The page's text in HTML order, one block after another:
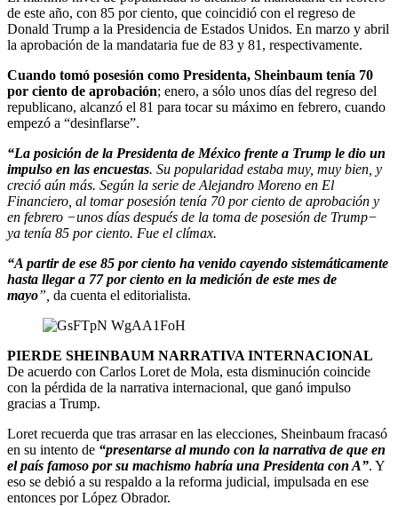
de este año, con 85 por ciento, que coincidió con el regreso de
Donald Trump a la Presidencia de Estados Unidos. En marzo y abril
la aprobación de la mandataria fue de 83 y 81, respectivamente.
Cuando tomó posesión como Presidenta, Sheinbaum tenía 70
por ciento de aprobación; enero, a sólo unos días del regreso del
republicano, alcanzó el 81 para tocar su máximo en febrero, cuando
empezó a “desinflarse”.
“La posición de la Presidenta de México frente a Trump le dio un
impulso en las encuestas. Su popularidad estaba muy, muy bien, y
creció aún más. Según la serie de Alejandro Moreno en El
Financiero, al tomar posesión tenía 70 por ciento de aprobación y
en febrero −unos días después de la toma de posesión de Trump−
ya tenía 85 por ciento. Fue el clímax.
“A partir de ese 85 por ciento ha venido cayendo sistemáticamente
hasta llegar a 77 por ciento en la medición de este mes de
mayo”, da cuenta el editorialista.
PIERDE SHEINBAUM NARRATIVA INTERNACIONAL
De acuerdo con Carlos Loret de Mola, esta disminución coincide
con la pérdida de la narrativa internacional, que ganó impulso
gracias a Trump.
Loret recuerda que tras arrasar en las elecciones, Sheinbaum fracasó
en su intento de “presentarse al mundo con la narrativa de que en
el país famoso por su machismo habría una Presidenta con A”. Y
eso se debió a su respaldo a la reforma judicial, impulsada en ese
entonces por López Obrador.